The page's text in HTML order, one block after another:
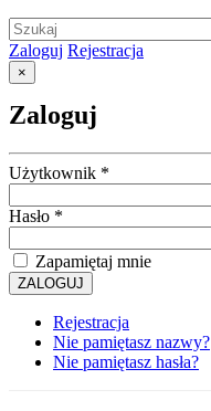
Zaloguj Rejestracja
×
Zaloguj
Użytkownik *
Hasło *
Zapamiętaj mnie
ZALOGUJ
Rejestracja
Nie pamiętasz nazwy?
Nie pamiętasz hasła?